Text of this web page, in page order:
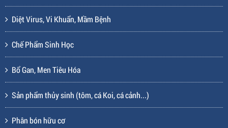
Diệt Virus, Vi Khuẩn, Mầm Bệnh
Chế Phẩm Sinh Học
Bổ Gan, Men Tiêu Hóa
Sản phẩm thủy sinh (tôm, cá Koi, cá cảnh...)
Phân bón hữu cơ